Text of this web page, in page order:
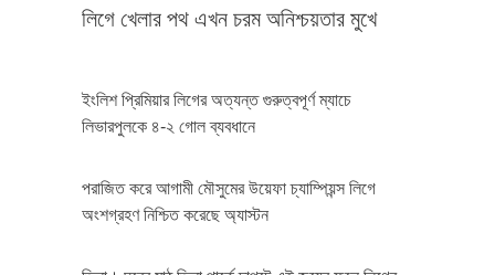
লিগে খেলার পথ এখন চরম অনিশ্চয়তার মুখে
ইংলিশ প্রিমিয়ার লিগের অত্যন্ত গুরুত্বপূর্ণ ম্যাচে
লিভারপুলকে ৪-২ গোল ব্যবধানে
পরাজিত করে আগামী মৌসুমের উয়েফা চ্যাম্পিয়ন্স লিগে
অংশগ্রহণ নিশ্চিত করেছে অ্যাস্টন